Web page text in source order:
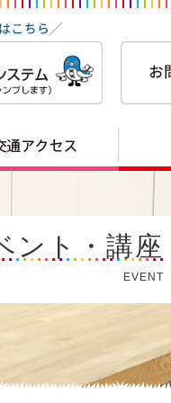
ント・講座
EVENT